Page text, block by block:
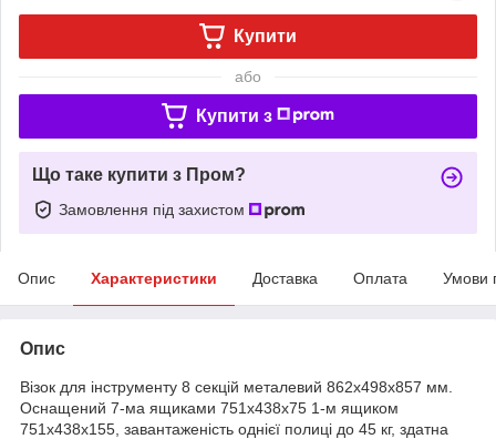
Купити
або
Купити з
Що таке купити з Пром?
Замовлення під захистом
Опис Характеристики Доставка Оплата Умови
Опис
Візок для інструменту 8 секцій металевий 862х498х857 мм.
Оснащений 7-ма ящиками 751х438х75 1-м ящиком
751х438х155, завантаженість однієї полиці до 45 кг, здатна